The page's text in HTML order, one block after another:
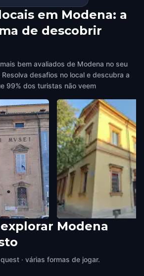
em Modena: a
de descobrir
bem avaliados de Modena no seu
desafios no local e descubra a
99% dos turistas não veem
Storchi Theatre
Modena
· várias formas de jogar.